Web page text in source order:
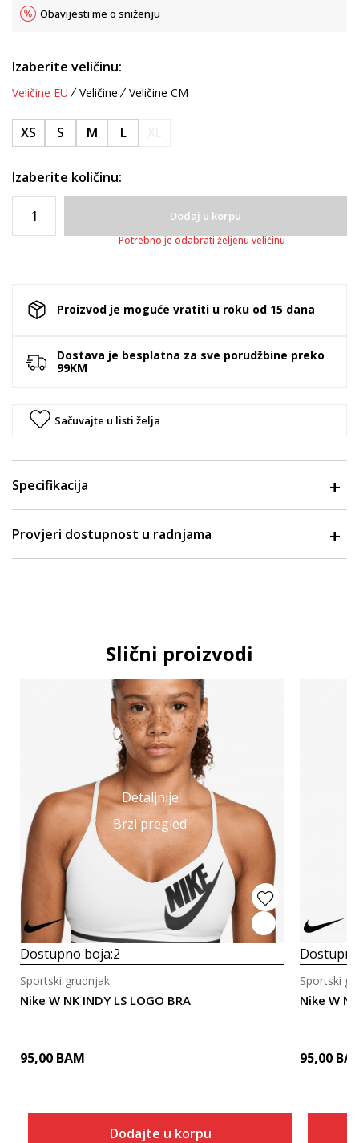
Obavijesti me o sniženju
Izaberite veličinu:
Veličine EU Veličine Veličine CM
XS S M L
Izaberite količinu:
Dodaj u korpu
Potrebno je odabrati željenu veličinu
Proizvod je moguće vratiti u roku od 15 dana
Dostava je besplatna za sve porudžbine preko
99KM
Sačuvajte u listi želja
Specifikacija
Provjeri dostupnost u radnjama
Slični proizvodi
Detaljnije
Brzi pregled
Dostupno boja:2
Nike W NK INDY LS LOGO BRA
Sportski grudnjak
95,00 BAM
Dodajte u korpu
Nike W
Sportski
95,00